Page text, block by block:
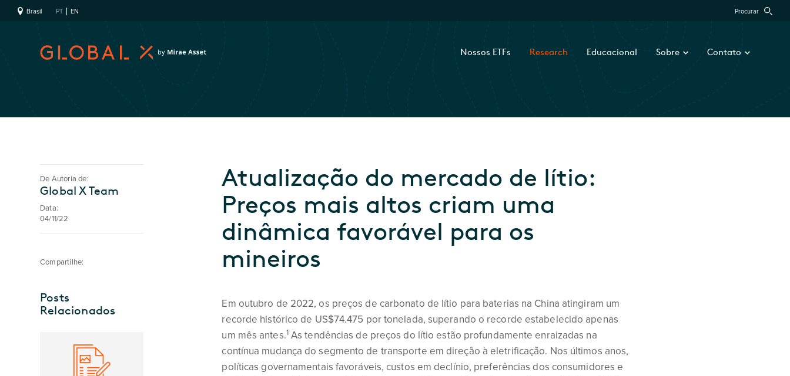
Brasil PT EN Procurar
Nossos ETFs Research Educacional Sobre Contato
Atualização do mercado de lítio:
Preços mais altos criam uma
dinâmica favorável para os
mineiros
Em outubro de 2022, os preços de carbonato de lítio para baterias na China atingiram um
recorde histórico de US$74.475 por tonelada, superando o recorde estabelecido apenas
um mês antes.1As tendências de preços do lítio estão profundamente enraizadas na
contínua mudança do segmento de transporte em direção à eletrificação. Nos últimos anos,
políticas governamentais favoráveis, custos em declínio, preferências dos consumidores e
De Autoria de:
Global X Team
Data:
04/11/22
Compartilhe:
Posts
Relacionados